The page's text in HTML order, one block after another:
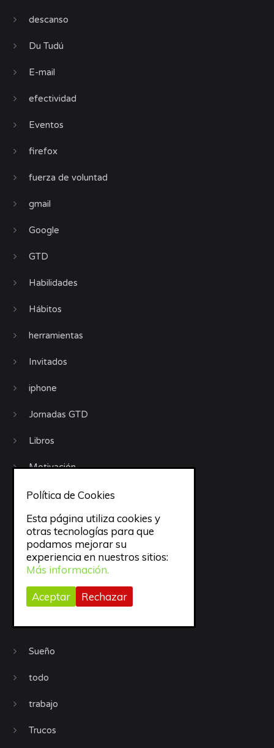
descanso
Du Tudú
E-mail
efectividad
Eventos
firefox
fuerza de voluntad
gmail
Google
GTD
Habilidades
Hábitos
herramientas
Invitados
iphone
Jornadas GTD
Libros
Motivación
Móviles
objetivos
Organización
Procrastinación
Productividad
Recursos
Sueño
todo
trabajo
Trucos
Política de Cookies
Esta página utiliza cookies y
otras tecnologías para que
podamos mejorar su
experiencia en nuestros sitios:
Más información.
Aceptar Rechazar